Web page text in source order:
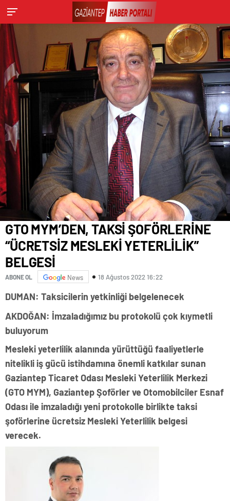
GTO MYM’DEN, TAKSİ ŞOFÖRLERİNE
“ÜCRETSİZ MESLEKİ YETERLİLİK”
BELGESİ
ABONE OL News 18 Ağustos 2022 16:22
DUMAN: Taksicilerin yetkinliği belgelenecek
AKDOĞAN: İmzaladığımız bu protokolü çok kıymetli
buluyorum
Mesleki yeterlilik alanında yürüttüğü faaliyetlerle
nitelikli iş gücü istihdamına önemli katkılar sunan
Gaziantep Ticaret Odası Mesleki Yeterlilik Merkezi
(GTO MYM), Gaziantep Şoförler ve Otomobilciler Esnaf
Odası ile imzaladığı yeni protokolle birlikte taksi
şoförlerine ücretsiz Mesleki Yeterlilik belgesi
verecek.